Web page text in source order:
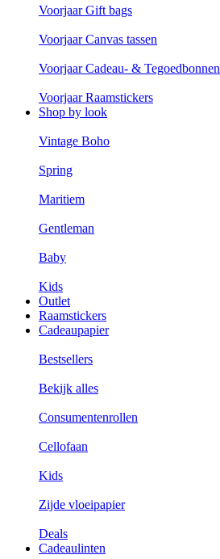
Voorjaar Gift bags
Voorjaar Canvas tassen
Voorjaar Cadeau- & Tegoedbonnen
Voorjaar Raamstickers
Shop by look
Vintage Boho
Spring
Maritiem
Gentleman
Baby
Kids
Outlet
Raamstickers
Cadeaupapier
Bestsellers
Bekijk alles
Consumentenrollen
Cellofaan
Kids
Zijde vloeipapier
Deals
Cadeaulinten